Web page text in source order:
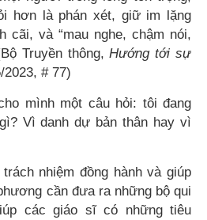
hơn là phán xét, giữ im lặng
cãi, và “mau nghe, chậm nói,
Truyền thông,Hướng tới sự
2023, # 77)
mình một câu hỏi: tôi đang
Vì danh dự bản thân hay vì
nhiệm đồng hành và giúp
cần đưa ra những bộ qui
các giáo sĩ có những tiêu